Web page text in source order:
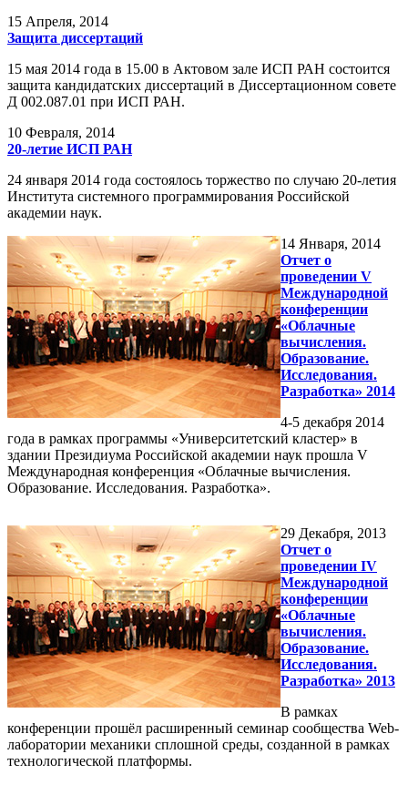
15 Апреля, 2014
Защита диссертаций
15 мая 2014 года в 15.00 в Актовом зале ИСП РАН состоится
защита кандидатских диссертаций в Диссертационном совете
Д 002.087.01 при ИСП РАН.
10 Февраля, 2014
20-летие ИСП РАН
24 января 2014 года состоялось торжество по случаю 20-летия
Института системного программирования Российской
академии наук.
14 Января, 2014
Отчет о
проведении V
Международной
конференции
«Облачные
вычисления.
Образование.
Исследования.
Разработка» 2014
4-5 декабря 2014
года в рамках программы «Университетский кластер» в
здании Президиума Российской академии наук прошла V
Международная конференция «Облачные вычисления.
Образование. Исследования. Разработка».
29 Декабря, 2013
Отчет о
проведении IV
Международной
конференции
«Облачные
вычисления.
Образование.
Исследования.
Разработка» 2013
В рамках
конференции прошёл расширенный семинар сообщества Web-
лаборатории механики сплошной среды, созданной в рамках
технологической платформы.